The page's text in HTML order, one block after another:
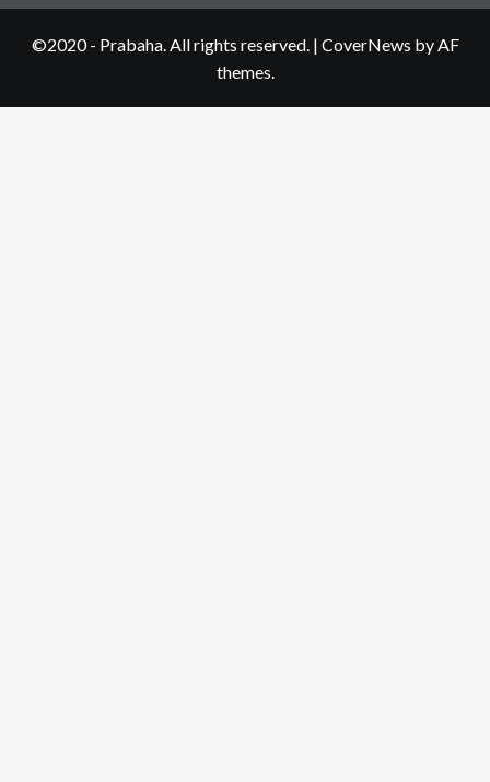
©2020 - Prabaha. All rights reserved. | CoverNews by AF
themes.